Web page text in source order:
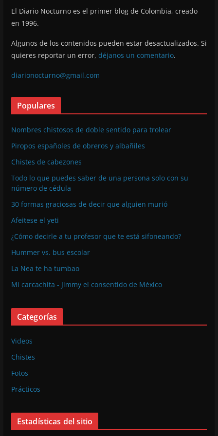
El Diario Nocturno es el primer blog de Colombia, creado
en 1996.
Algunos de los contenidos pueden estar desactualizados. Si
quieres reportar un error, déjanos un comentario.
diarionocturno@gmail.com
Populares
Nombres chistosos de doble sentido para trolear
Piropos españoles de obreros y albañiles
Chistes de cabezones
Todo lo que puedes saber de una persona solo con su
número de cédula
30 formas graciosas de decir que alguien murió
Afeitese el yeti
¿Cómo decirle a tu profesor que te está sifoneando?
Hummer vs. bus escolar
La Nea te ha tumbao
Mi carcachita - Jimmy el consentido de México
Categorías
Videos
Chistes
Fotos
Prácticos
Estadísticas del sitio